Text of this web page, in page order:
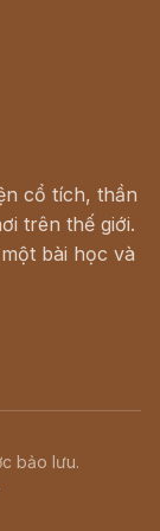
cổ tích, thần
trên thế giới.
bài học và
bảo lưu.